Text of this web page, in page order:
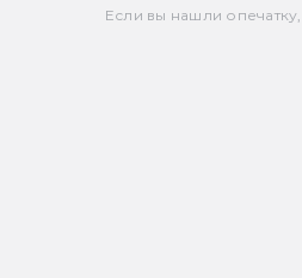
Если вы нашли